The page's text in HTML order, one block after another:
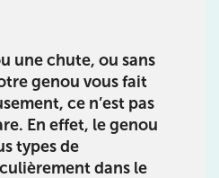
une chute, ou sans
genou vous fait
ce n’est pas
En effet, le genou
types de
dans le
75116 Paris
75116 Paris